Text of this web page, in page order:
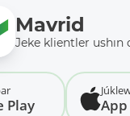
Mavrid
Jeke klientler ushın
Play App